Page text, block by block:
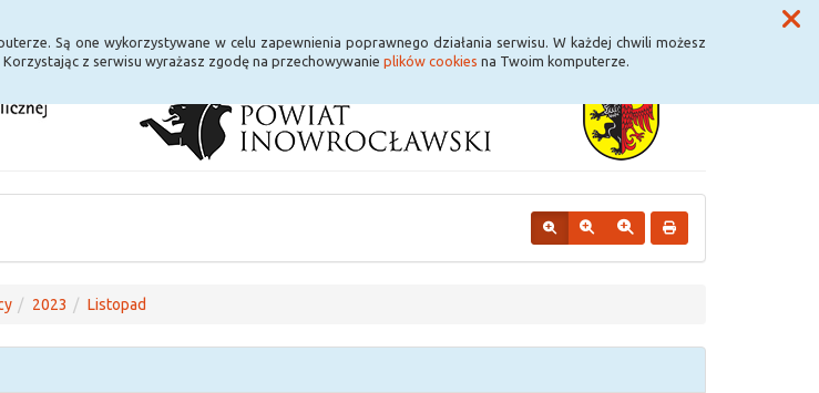
Są one wykorzystywane w celu zapewnienia poprawnego działania serwisu. W każdej chwili możesz
z serwisu wyrażasz zgodę na przechowywanie plików cookies na Twoim komputerze.
2023 Listopad